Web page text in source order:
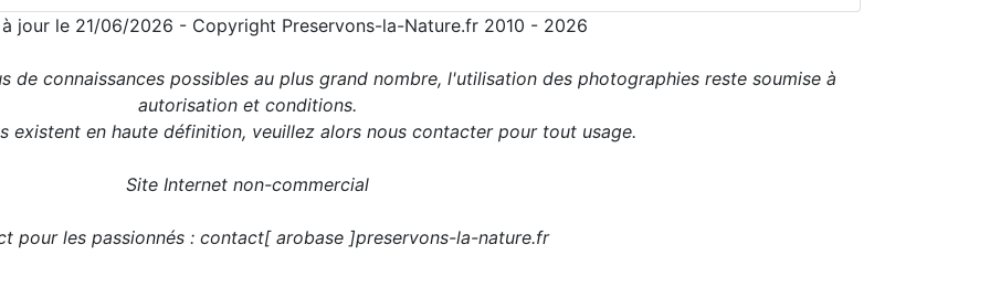
à jour le 21/06/2026 - Copyright Preservons-la-Nature.fr 2010 - 2026
de connaissances possibles au plus grand nombre, l'utilisation des photographies reste soumise à
autorisation et conditions.
existent en haute définition, veuillez alors nous contacter pour tout usage.
Site Internet non-commercial
pour les passionnés : contact[ arobase ]preservons-la-nature.fr